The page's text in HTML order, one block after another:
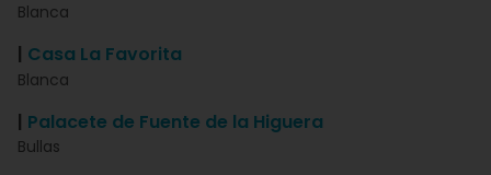
Blanca
| Casa La Favorita
Blanca
| Palacete de Fuente de la Higuera
Bullas